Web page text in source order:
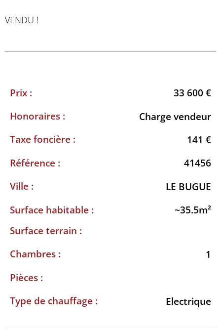
VENDU !
Prix :
33 600 €
Honoraires :
Charge vendeur
Taxe foncière :
141 €
Référence :
41456
Ville :
LE BUGUE
Surface habitable :
~35.5m²
Surface terrain :
Chambres :
1
Pièces :
Type de chauffage :
Electrique